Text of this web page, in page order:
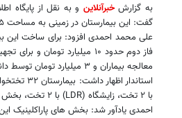
به گزارشخبرآنلاین و به نقل از پایگاه
گفت: این بیمارستان در زمینی به مساحت ۵ هزار متر مربع با زیربنای ۳ هزار و ۷۰۰ متر مربع در ۲ طبقه احداث شده است.
معالجه بیماران و ۳ میلیارد تومان توسط دانشگاه علوم پزشکی یاسوج، هزینه شده است.
با ۲ تخت، زایشگاه (LDR) با ۲ تخت، بخش ویژه با ۴ تخت و اتاق عمل جراحی با ۲ تخت است.
احمدی یادآور شد: بخش های پاراکلینیک